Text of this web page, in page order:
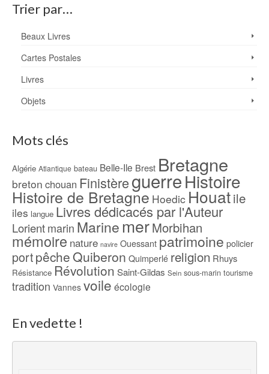
Trier par…
Beaux Livres
Cartes Postales
Livres
Objets
Mots clés
Algérie Atlantique bateau Belle-Ile Brest Bretagne
breton chouan FinistèreguerreHistoire
Histoire de Bretagne Hoedic Houatile
iles langue Livres dédicacés par l'Auteur
Lorientmarin Marine merMorbihan
mémoire nature navire Ouessant patrimoine policier
portpêcheQuiberon Quimperlé religion Rhuys
Résistance Révolution Saint-Gildas Sein sous-marin tourisme
tradition Vannes voile écologie
En vedette !